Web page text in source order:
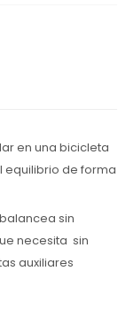
en una bicicleta
equilibrio de forma
sin
necesita sin
auxiliares